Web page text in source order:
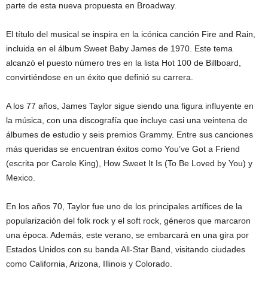
parte de esta nueva propuesta en Broadway.
El título del musical se inspira en la icónica canción Fire and Rain,
incluida en el álbum Sweet Baby James de 1970. Este tema
alcanzó el puesto número tres en la lista Hot 100 de Billboard,
convirtiéndose en un éxito que definió su carrera.
A los 77 años, James Taylor sigue siendo una figura influyente en
la música, con una discografía que incluye casi una veintena de
álbumes de estudio y seis premios Grammy. Entre sus canciones
más queridas se encuentran éxitos como You’ve Got a Friend
(escrita por Carole King), How Sweet It Is (To Be Loved by You) y
Mexico.
En los años 70, Taylor fue uno de los principales artífices de la
popularización del folk rock y el soft rock, géneros que marcaron
una época. Además, este verano, se embarcará en una gira por
Estados Unidos con su banda All-Star Band, visitando ciudades
como California, Arizona, Illinois y Colorado.